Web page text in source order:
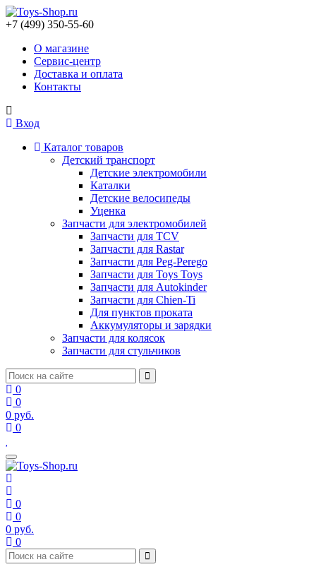
+7 (499) 350-55-60
О магазине
Сервис-центр
Доставка и оплата
Контакты
Вход
Каталог товаров
Детский транспорт
Детские электромобили
Каталки
Детские велосипеды
Уценка
Запчасти для электромобилей
Запчасти для TCV
Запчасти для Rastar
Запчасти для Peg-Perego
Запчасти для Toys Toys
Запчасти для Autokinder
Запчасти для Chien-Ti
Для пунктов проката
Аккумуляторы и зарядки
Запчасти для колясок
Запчасти для стульчиков
0
0
0 руб.
0
0
0
0 руб.
0